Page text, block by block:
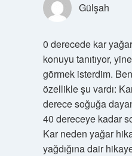
Gülşah
0 derecede kar yağar
konuyu tanıtıyor,
görmek isterdim.
özellikle şu vardı:
derece soğuğa
40 dereceye kadar
Kar neden yağar
yağdığına dair